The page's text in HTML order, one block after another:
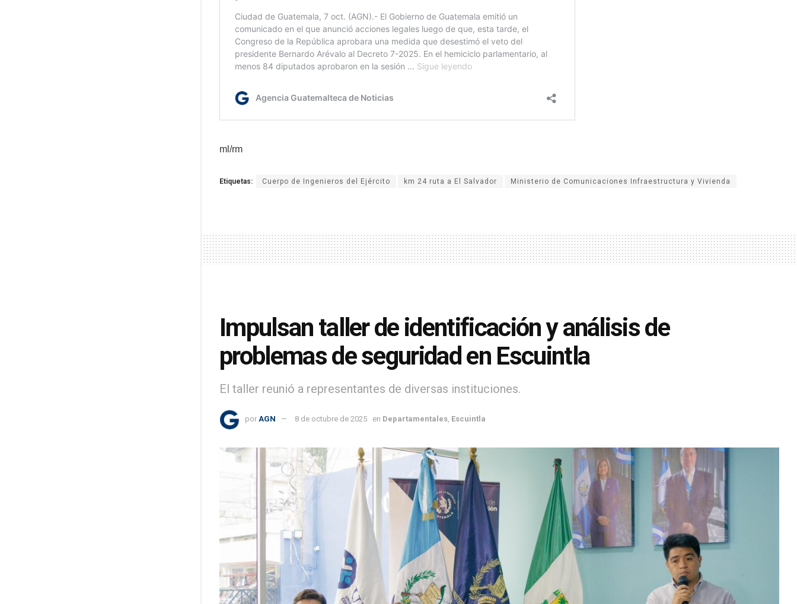
ml/rm
Etiquetas: Cuerpo de Ingenieros del Ejército km 24 ruta a El Salvador Ministerio de Comunicaciones Infraestructura y Vivienda
Impulsan taller de identificación y análisis de
problemas de seguridad en Escuintla
El taller reunió a representantes de diversas instituciones.
por AGN 8 de octubre de 2025 en Departamentales, Escuintla